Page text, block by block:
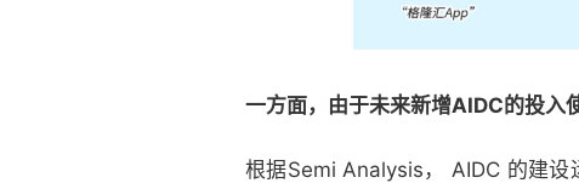
一方面，由于未来新增AIDC的投入
根据Semi Analysis， AIDC 的建